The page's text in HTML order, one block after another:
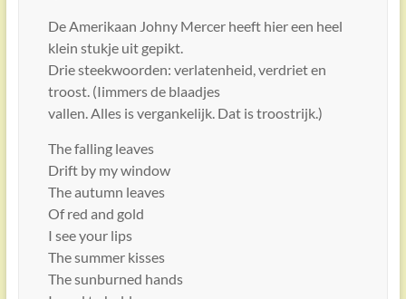
De Amerikaan Johny Mercer heeft hier een heel
klein stukje uit gepikt.
Drie steekwoorden: verlatenheid, verdriet en
troost. (Iimmers de blaadjes
vallen. Alles is vergankelijk. Dat is troostrijk.)
The falling leaves
Drift by my window
The autumn leaves
Of red and gold
I see your lips
The summer kisses
The sunburned hands